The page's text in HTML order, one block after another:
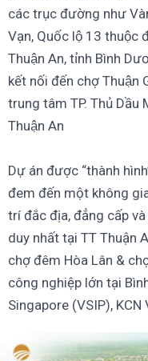
các trục đường như
Vạn, Quốc lộ 13 thuộc
Thuận An, tỉnh Bình
kết nối đến chợ Thuận
trung tâm TP. Thủ Dầu
Thuận An
Dự án được “thành
đem đến một không
trí đắc địa, đẳng cấp
duy nhất tại TT Thuận
chợ đêm Hòa Lân &
công nghiệp lớn tại
Singapore (VSIP),